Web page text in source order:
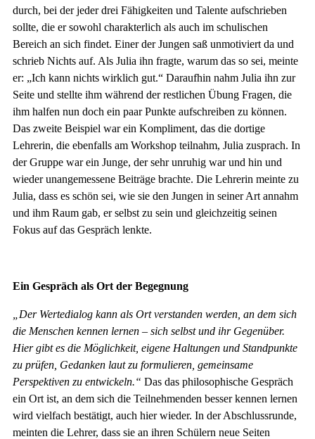
durch, bei der jeder drei Fähigkeiten und Talente aufschrieben
sollte, die er sowohl charakterlich als auch im schulischen
Bereich an sich findet. Einer der Jungen saß unmotiviert da und
schrieb Nichts auf. Als Julia ihn fragte, warum das so sei, meinte
er: „Ich kann nichts wirklich gut.“ Daraufhin nahm Julia ihn zur
Seite und stellte ihm während der restlichen Übung Fragen, die
ihm halfen nun doch ein paar Punkte aufschreiben zu können.
Das zweite Beispiel war ein Kompliment, das die dortige
Lehrerin, die ebenfalls am Workshop teilnahm, Julia zusprach. In
der Gruppe war ein Junge, der sehr unruhig war und hin und
wieder unangemessene Beiträge brachte. Die Lehrerin meinte zu
Julia, dass es schön sei, wie sie den Jungen in seiner Art annahm
und ihm Raum gab, er selbst zu sein und gleichzeitig seinen
Fokus auf das Gespräch lenkte.
Ein Gespräch als Ort der Begegnung
„Der Wertedialog kann als Ort verstanden werden, an dem sich
die Menschen kennen lernen – sich selbst und ihr Gegenüber.
Hier gibt es die Möglichkeit, eigene Haltungen und Standpunkte
zu prüfen, Gedanken laut zu formulieren, gemeinsame
Perspektiven zu entwickeln.“ Das das philosophische Gespräch
ein Ort ist, an dem sich die Teilnehmenden besser kennen lernen
wird vielfach bestätigt, auch hier wieder. In der Abschlussrunde,
meinten die Lehrer, dass sie an ihren Schülern neue Seiten